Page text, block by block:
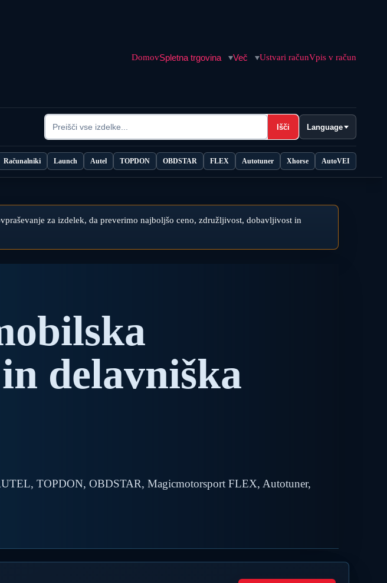
DomovSpletna trgovina Več Ustvari računVpis v račun
Išči Language
Računalniki Launch Autel TOPDON OBDSTAR FLEX Autotuner Xhorse AutoVEI
za izdelek, da preverimo najboljšo ceno, združljivost, dobavljivost in
delavniška
TOPDON, OBDSTAR, Magicmotorsport FLEX, Autotuner,